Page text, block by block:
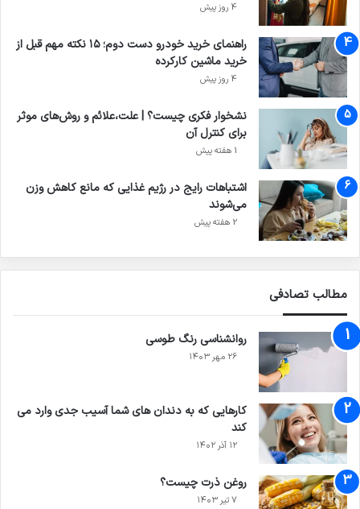
4 روز پیش
راهنمای خرید خودرو دست دوم؛ ۱۵ نکته مهم قبل از
خرید ماشین کارکرده
4 روز پیش
نشخوار فکری چیست؟ | علت،علائم و روش‌های موثر
برای کنترل آن
1 هفته پیش
اشتباهات رایج در رژیم غذایی که مانع کاهش وزن
می‌شوند
2 هفته پیش
مطالب تصادفی
روانشناسی رنگ طوسی
۲۶ مهر ۱۴۰۳
کارهایی که به دندان های شما آسیب جدی وارد می
‌کند
۱۲ آذر ۱۴۰۲
روغن ذرت چیست؟
۷ تیر ۱۴۰۳